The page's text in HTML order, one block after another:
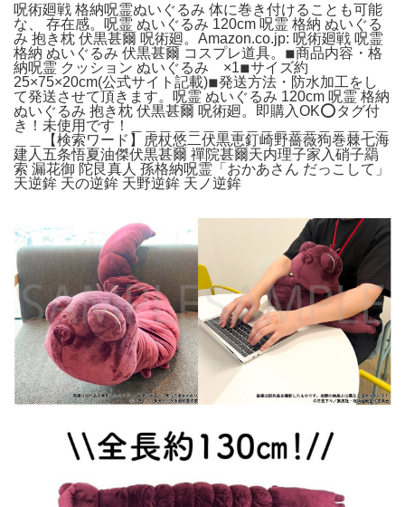
呪術廻戦 格納呪霊ぬいぐるみ 体に巻き付けることも可能
な、 存在感。呪霊 ぬいぐるみ 120cm 呪霊 格納 ぬいぐる
み 抱き枕 伏黒甚爾 呪術廻。Amazon.co.jp: 呪術廻戦 呪霊
格納 ぬいぐるみ 伏黒甚爾 コスプレ道具。◾︎商品内容・格
納呪霊 クッション ぬいぐるみ ×1◾︎サイズ約
25×75×20cm(公式サイト記載)◾︎発送方法・防水加工をし
て発送させて頂きます。呪霊 ぬいぐるみ 120cm 呪霊 格納
ぬいぐるみ 抱き枕 伏黒甚爾 呪術廻。即購入OK⭕️タグ付
き！未使用です！＿＿＿＿＿＿＿＿＿＿＿＿＿＿＿＿＿＿
＿＿【検索ワード】虎杖悠二伏黒恵釘崎野薔薇狗巻棘七海
建人五条悟夏油傑伏黒甚爾 禪院甚爾天内理子家入硝子羂
索 漏花御 陀艮真人 孫格納呪霊「おかあさん だっこして」
天逆鉾 天の逆鉾 天野逆鉾 天ノ逆鉾